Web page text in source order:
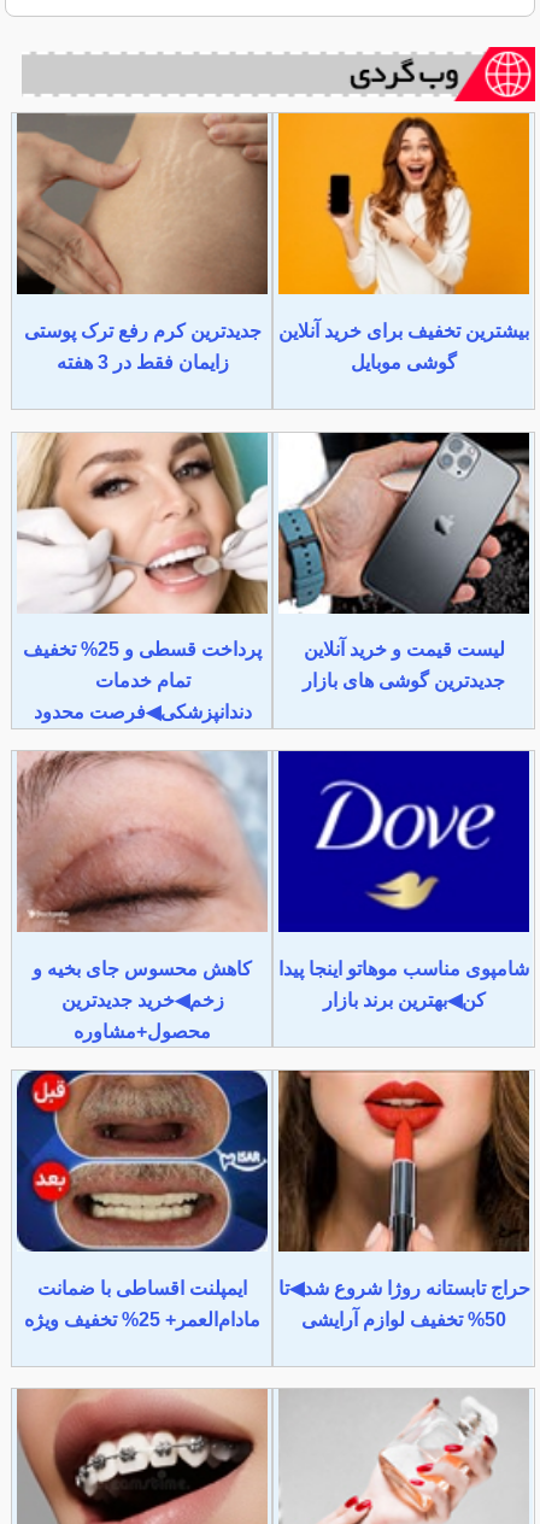
بیشترین تخفیف برای خرید آنلاین
گوشی موبایل
جدیدترین کرم رفع ترک پوستی
زایمان فقط در 3 هفته
لیست قیمت و خرید آنلاین
جدیدترین گوشی های بازار
پرداخت قسطی و 25% تخفیف
تمام خدمات
دندانپزشکی◀فرصت محدود
شامپوی مناسب موهاتو اینجا پیدا
کن◀بهترین برند بازار
کاهش محسوس جای بخیه و
زخم◀خرید جدیدترین
محصول+مشاوره
حراج تابستانه روژا شروع شد◀تا
50% تخفیف لوازم آرایشی
ایمپلنت اقساطی با ضمانت
مادام‌العمر+ 25% تخفیف ویژه